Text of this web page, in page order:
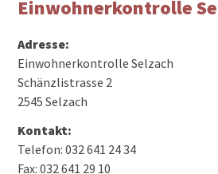
Einwohnerkontrolle
Adresse:
Einwohnerkontrolle Selzach
Schänzlistrasse 2
2545 Selzach
Kontakt:
Telefon: 032 641 24 34
Fax: 032 641 29 10